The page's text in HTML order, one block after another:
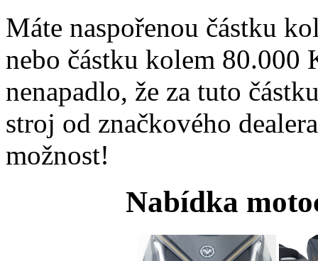
Máte naspořenou částku
nebo částku kolem 80.000
nenapadlo, že za tuto
stroj od značkového
možnost!
Nabídka